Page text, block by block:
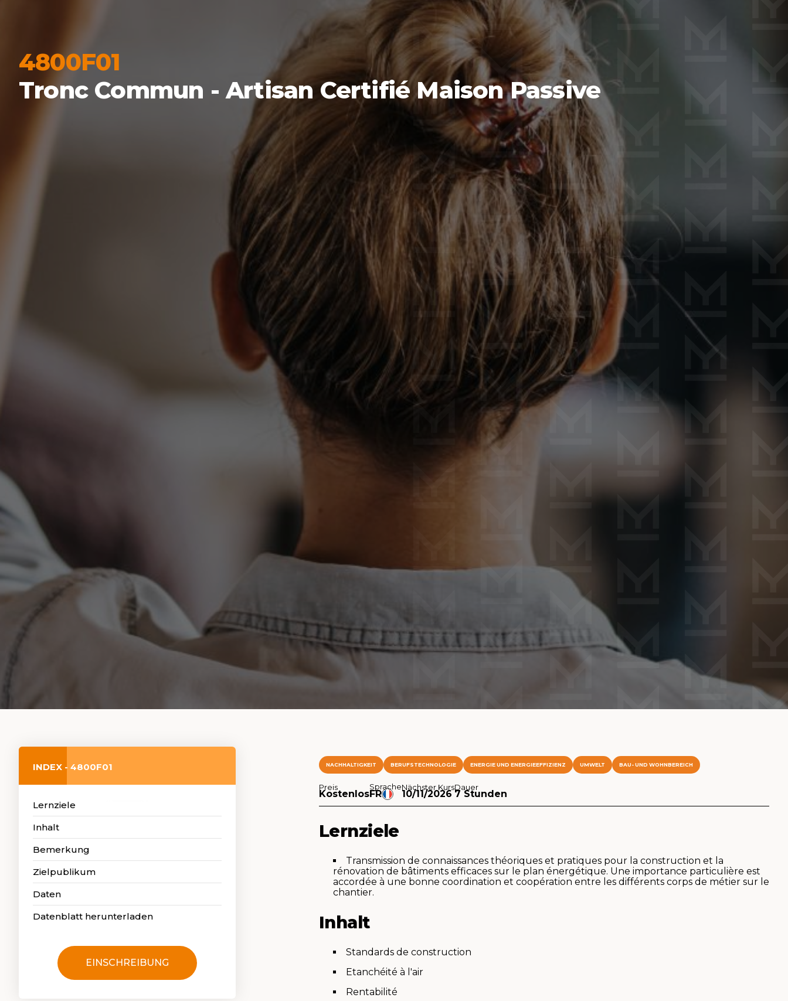
4800F01
Tronc Commun - Artisan Certifié Maison Passive
INDEX - 4800F01
Lernziele
Inhalt
Bemerkung
Zielpublikum
Daten
Datenblatt herunterladen
EINSCHREIBUNG
NACHHALTIGKEIT BERUFSTECHNOLOGIE ENERGIE UND ENERGIEEFFIZIENZ UMWELT BAU- UND WOHNBEREICH
Preis
Kostenlos
Sprache
FR
Nächster Kurs
10/11/2026
Dauer
7 Stunden
Lernziele
Transmission de connaissances théoriques et pratiques pour la construction et la
rénovation de bâtiments efficaces sur le plan énergétique. Une importance particulière est
accordée à une bonne coordination et coopération entre les différents corps de métier sur le
chantier.
Inhalt
Standards de construction
Etanchéité à l'air
Rentabilité